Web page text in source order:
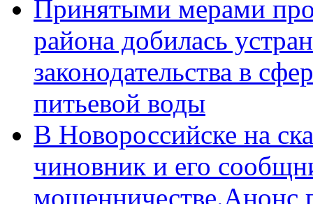
Принятыми мерами
района добилась
законодательства в
питьевой воды
В Новороссийске на
чиновник и его
мошенничестве.Анонс